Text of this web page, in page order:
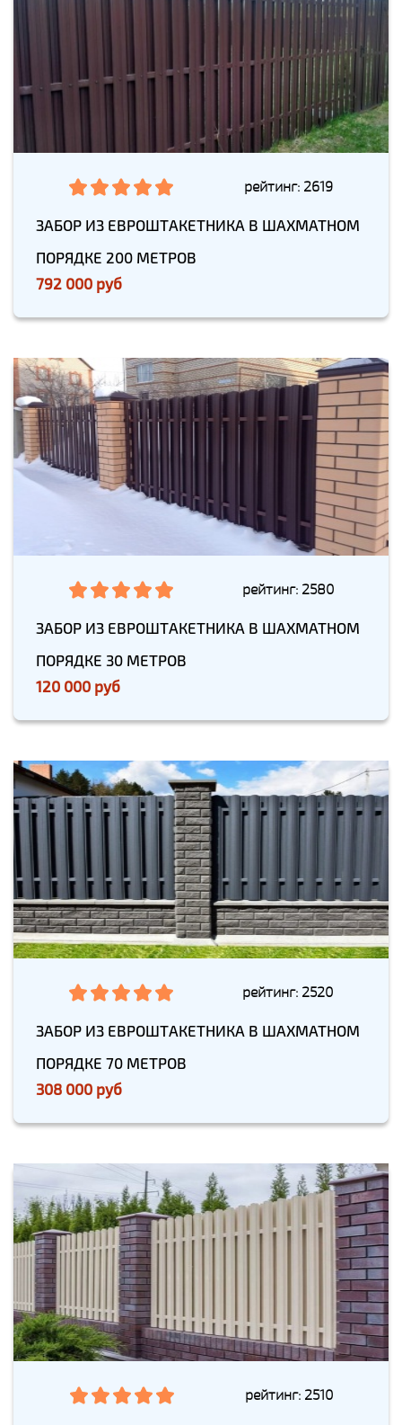
рейтинг: 2619
ЗАБОР ИЗ ЕВРОШТАКЕТНИКА В ШАХМАТНОМ
ПОРЯДКЕ 200 МЕТРОВ
792 000 руб
рейтинг: 2580
ЗАБОР ИЗ ЕВРОШТАКЕТНИКА В ШАХМАТНОМ
ПОРЯДКЕ 30 МЕТРОВ
120 000 руб
рейтинг: 2520
ЗАБОР ИЗ ЕВРОШТАКЕТНИКА В ШАХМАТНОМ
ПОРЯДКЕ 70 МЕТРОВ
308 000 руб
рейтинг: 2510